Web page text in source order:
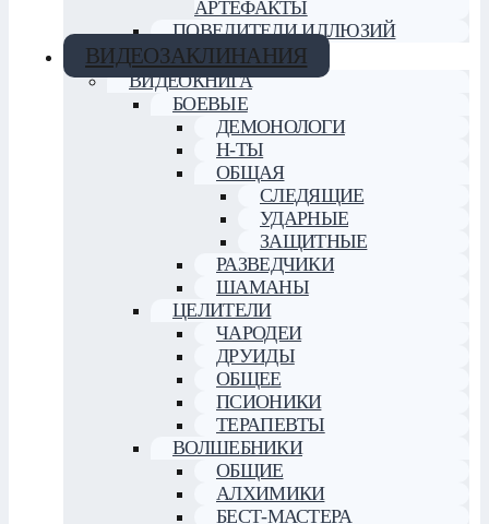
АРТЕФАКТЫ
ПОВЕЛИТЕЛИ ИЛЛЮЗИЙ
ВИДЕОЗАКЛИНАНИЯ
ВИДЕОКНИГА
БОЕВЫЕ
ДЕМОНОЛОГИ
Н-ТЫ
ОБЩАЯ
СЛЕДЯЩИЕ
УДАРНЫЕ
ЗАЩИТНЫЕ
РАЗВЕДЧИКИ
ШАМАНЫ
ЦЕЛИТЕЛИ
ЧАРОДЕИ
ДРУИДЫ
ОБЩЕЕ
ПСИОНИКИ
ТЕРАПЕВТЫ
ВОЛШЕБНИКИ
ОБЩИЕ
АЛХИМИКИ
БЕСТ-МАСТЕРА